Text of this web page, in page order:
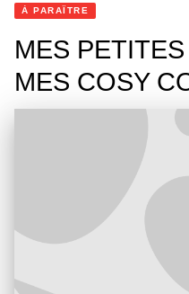
À PARAÎTRE
MES
MES COSY